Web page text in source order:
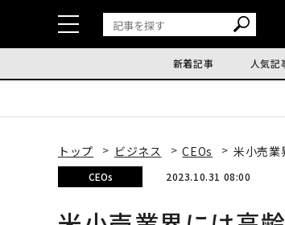
新着記事 人気記
トップ ビジネス CEOs 米小売業
CEOs 2023.10.31 08:00